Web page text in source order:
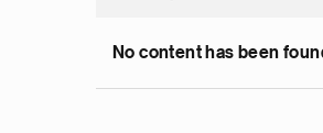
No content has been